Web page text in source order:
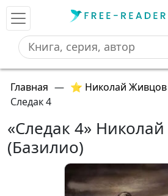
Главная — ⭐ Николай
Следак 4
«Следак 4»
(Базилио)